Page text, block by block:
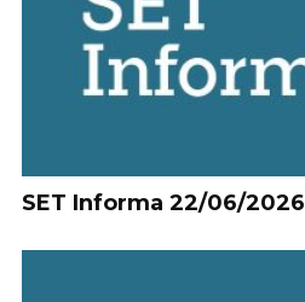
SET Informa 22/06/2026